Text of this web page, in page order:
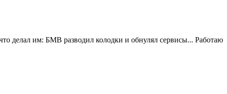
делал им: БМВ разводил колодки и обнулял сервисы... Работаю